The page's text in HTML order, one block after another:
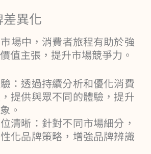
異化
場中，消費者旅程有助於強
值主張，提升市場競爭力。
：透過持續分析和優化消費
提供與眾不同的體驗，提升
。
清晰：針對不同市場細分，
化品牌策略，增強品牌辨識